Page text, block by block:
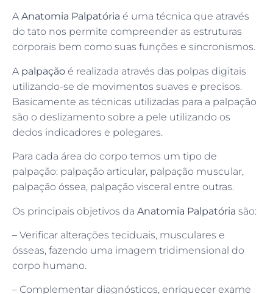
A Anatomia Palpatória é uma técnica que através
do tato nos permite compreender as estruturas
corporais bem como suas funções e sincronismos.
A palpação é realizada através das polpas digitais
utilizando-se de movimentos suaves e precisos.
Basicamente as técnicas utilizadas para a palpação
são o deslizamento sobre a pele utilizando os
dedos indicadores e polegares.
Para cada área do corpo temos um tipo de
palpação: palpação articular, palpação muscular,
palpação óssea, palpação visceral entre outras.
Os principais objetivos da Anatomia Palpatória são:
– Verificar alterações teciduais, musculares e
ósseas, fazendo uma imagem tridimensional do
corpo humano.
– Complementar diagnósticos, enriquecer exame